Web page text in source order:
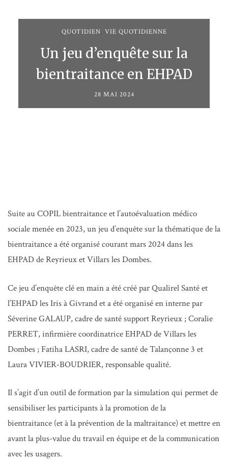
QUOTIDIEN, VIE QUOTIDIENNE
Un jeu d’enquête sur la
bientraitance en EHPAD
28 MAI 2024
Suite au COPIL bientraitance et l’autoévaluation médico
sociale menée en 2023, un jeu d’enquête sur la thématique de la
bientraitance a été organisé courant mars 2024 dans les
EHPAD de Reyrieux et Villars les Dombes.
Ce jeu d’enquête clé en main a été créé par Qualirel Santé et
l’EHPAD les Iris à Givrand et a été organisé en interne par
Séverine GALAUP, cadre de santé support Reyrieux ; Coralie
PERRET, infirmière coordinatrice EHPAD de Villars les
Dombes ; Fatiha LASRI, cadre de santé de Talançonne 3 et
Laura VIVIER-BOUDRIER, responsable qualité.
Il s’agit d’un outil de formation par la simulation qui permet de
sensibiliser les participants à la promotion de la
bientraitance (et à la prévention de la maltraitance) et mettre en
avant la plus-value du travail en équipe et de la communication
avec les usagers.